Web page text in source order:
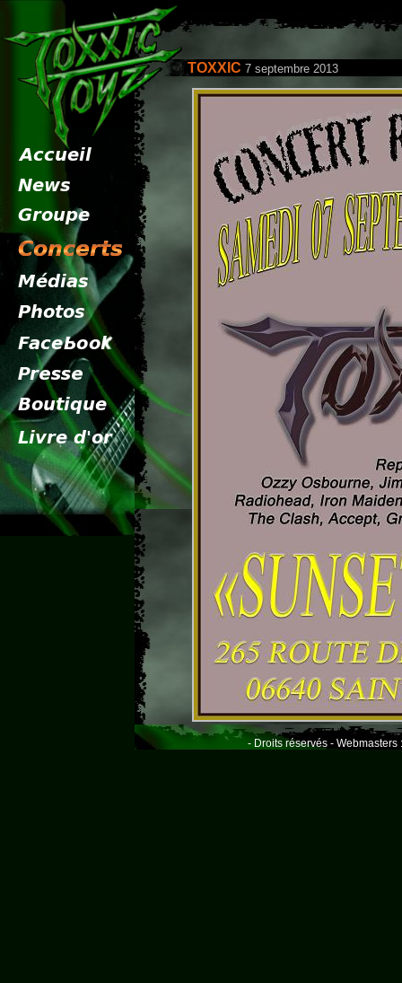
TOXXIC 7 septembre 2013
- Droits réservés - Webmasters